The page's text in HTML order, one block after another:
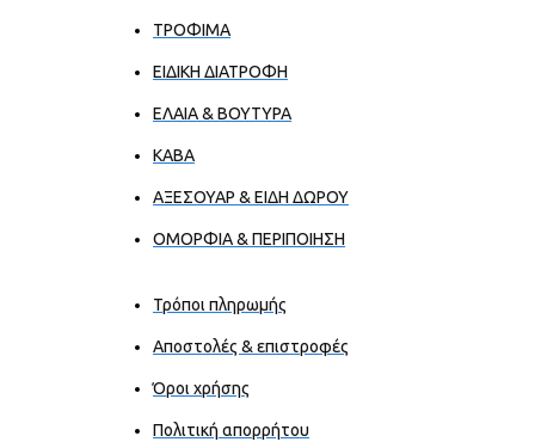
ΤΡΟΦΙΜΑ
ΕΙΔΙΚΗ ΔΙΑΤΡΟΦΗ
ΕΛΑΙΑ & ΒΟΥΤΥΡΑ
ΚΑΒΑ
ΑΞΕΣΟΥΑΡ & ΕΙΔΗ ΔΩΡΟΥ
ΟΜΟΡΦΙΑ & ΠΕΡΙΠΟΙΗΣΗ
Τρόποι πληρωμής
Αποστολές & επιστροφές
Όροι χρήσης
Πολιτική απορρήτου